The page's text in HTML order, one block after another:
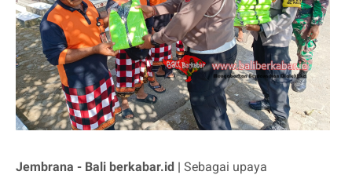
Jembrana - Bali berkabar.id | Sebagai upaya